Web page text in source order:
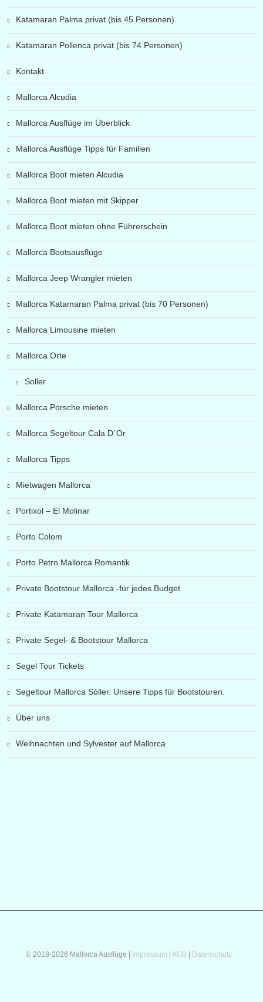
Katamaran Palma privat (bis 45 Personen)
Katamaran Pollenca privat (bis 74 Personen)
Kontakt
Mallorca Alcudia
Mallorca Ausflüge im Überblick
Mallorca Ausflüge Tipps für Familien
Mallorca Boot mieten Alcudia
Mallorca Boot mieten mit Skipper
Mallorca Boot mieten ohne Führerschein
Mallorca Bootsausflüge
Mallorca Jeep Wrangler mieten
Mallorca Katamaran Palma privat (bis 70 Personen)
Mallorca Limousine mieten
Mallorca Orte
Soller
Mallorca Porsche mieten
Mallorca Segeltour Cala D´Or
Mallorca Tipps
Mietwagen Mallorca
Portixol – El Molinar
Porto Colom
Porto Petro Mallorca Romantik
Private Bootstour Mallorca -für jedes Budget
Private Katamaran Tour Mallorca
Private Segel- & Bootstour Mallorca
Segel Tour Tickets
Segeltour Mallorca Sóller. Unsere Tipps für Bootstouren.
Über uns
Weihnachten und Sylvester auf Mallorca
© 2018-2026 Mallorca Ausflüge | Impressum | AGB | Datenschutz